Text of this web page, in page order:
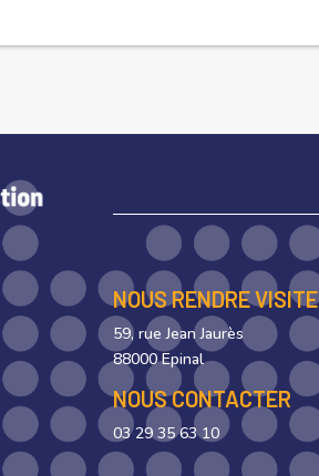
NOUS RENDRE VISITE
59, rue Jean Jaurès
88000 Epinal
NOUS CONTACTER
03 29 35 63 10